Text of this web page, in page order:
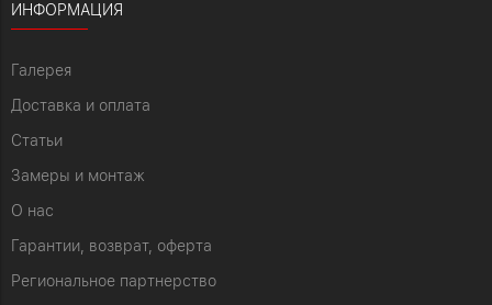
ИНФОРМАЦИЯ
Галерея
Доставка и оплата
Статьи
Замеры и монтаж
О нас
Гарантии, возврат, оферта
Региональное партнерство